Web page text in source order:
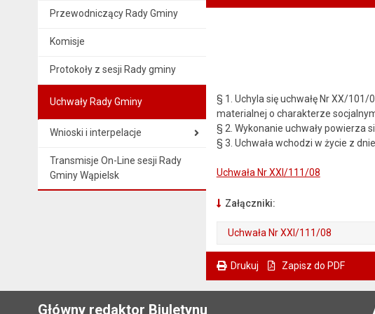
Przewodniczący Rady Gminy
Komisje
Protokoły z sesji Rady gminy
Uchwały Rady Gminy
Wnioski i interpelacje
Transmisje On-Line sesji Rady
Gminy Wąpielsk
§ 1. Uchyla się uchwałę Nr XX/
materialnej o charakterze
§ 2. Wykonanie uchwały powierza
§ 3. Uchwała wchodzi w życie z
Uchwała Nr XXI/111/08
Załączniki:
Uchwała Nr XXI/111/08
Drukuj Zapisz do PDF
Główny redaktor Biuletynu